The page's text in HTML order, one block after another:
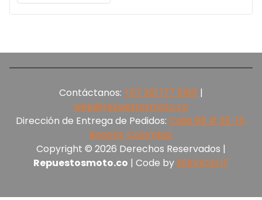
Contáctanos: +57 301 177 5165‬ |
web@repuestosmoto.co
Dirección de Entrega de Pedidos: Calle 66 # 25-15,
Bogotá, Colombia.
Copyright © 2026 Derechos Reservados |
Repuestosmoto.co | Code bySERVICIO.IT